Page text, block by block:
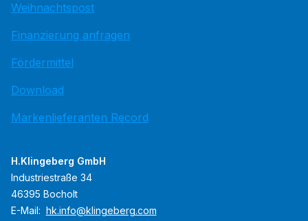
Weihnachtspost
Finanzierung anfragen
Fördermittel
Download
Markenlieferanten Record
H.Klingeberg GmbH
Industriestraße 34
46395 Bocholt
E-Mail: hk.info@klingeberg.com